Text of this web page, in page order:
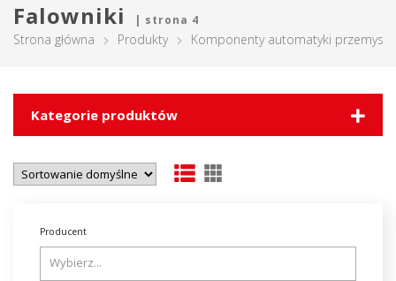
Falowniki | strona 4
Strona główna Produkty Komponenty automatyki
Kategorie produktów
Producent